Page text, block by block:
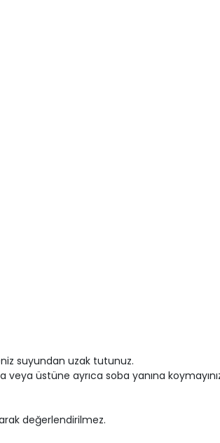
suyundan uzak tutunuz.
üstüne ayrıca soba yanına
değerlendirilmez.